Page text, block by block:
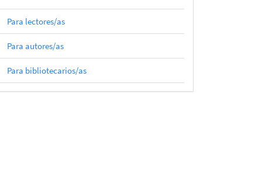
Para lectores/as
Para autores/as
Para bibliotecarios/as